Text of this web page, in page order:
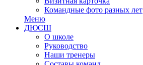
Командные фото разных лет
Меню
ДЮСШ
О школе
Руководство
Наши тренеры